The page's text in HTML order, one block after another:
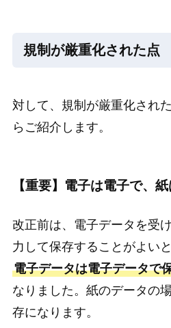
規制が厳重化された点
対して、規制が厳重化され
らご紹介します。
【重要】電子は電子で、
改正前は、電子データを受
力して保存することがよい
電子データは電子データで
なりました。紙のデータの
存になります。